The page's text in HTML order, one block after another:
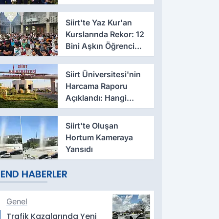
Talep İletildi
Siirt'te Yaz Kur'an
Kurslarında Rekor: 12
Bini Aşkın Öğrenci
Eğitim Alıyor
Siirt Üniversitesi'nin
Harcama Raporu
Açıklandı: Hangi
Fakülte Ne Kadar
Harcadı Belli Oldu
Siirt'te Oluşan
Hortum Kameraya
Yansıdı
HABERLER
Genel
Trafik Kazalarında Yeni